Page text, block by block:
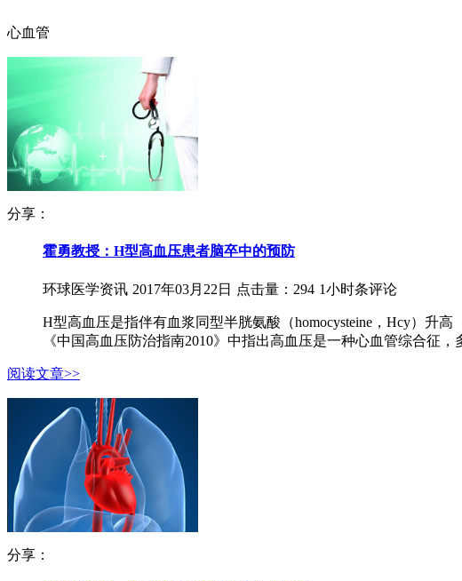
心血管
分享：
霍勇教授：H型高血压患者脑卒中的预防
环球医学资讯 2017年03月22日 点击量：294 1小时条评论
H型高血压是指伴有血浆同型半胱氨酸（homocysteine，Hcy）升
《中国高血压防治指南2010》中指出高血压是一种心血管综合征
阅读文章>>
分享：